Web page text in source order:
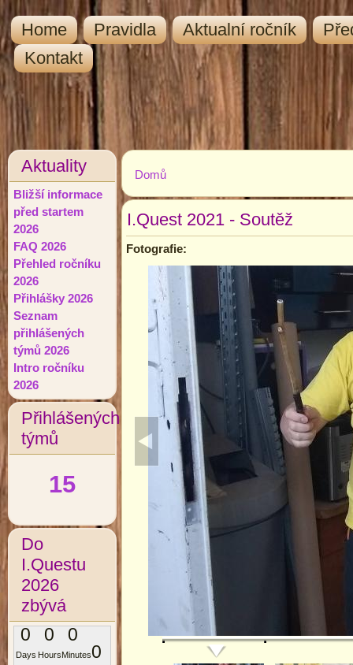
Home Pravidla Aktualní ročník
Kontakt
Aktuality
Bližší informace
před startem
2026
FAQ 2026
Přehled ročníku
2026
Přihlášky 2026
Seznam
přihlášených
týmů 2026
Intro ročníku
2026
Přihlášených
týmů
15
Do
I.Questu
2026
zbývá
0
Days
0
Hours
0
Minutes0
Jste zde
Domů
I.Quest 2021 - Soutěž
Fotografie: